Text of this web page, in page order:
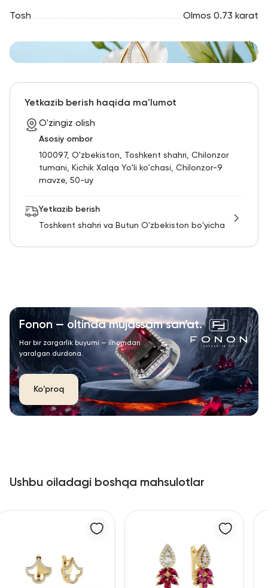
Tosh Olmos 0.73 karat
Yetkazib berish haqida ma'lumot
O'zingiz olish
Asosiy ombor
100097, O'zbekiston, Toshkent shahri, Chilonzor
tumani, Kichik Xalqa Yo'li ko'chasi, Chilonzor-9
mavze, 50-uy
Yetkazib berish
Toshkent shahri va Butun O'zbekiston bo'yicha
Fonon — oltinda mujassam san’at.
Har bir zargarlik buyumi — ilhomdan
yaralgan durdona.
Ko'proq
Ushbu oiladagi boshqa mahsulotlar